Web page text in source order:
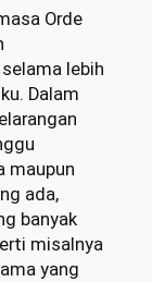
Orde
lebih
Dalam
maupun
ada,
banyak
misalnya
yang